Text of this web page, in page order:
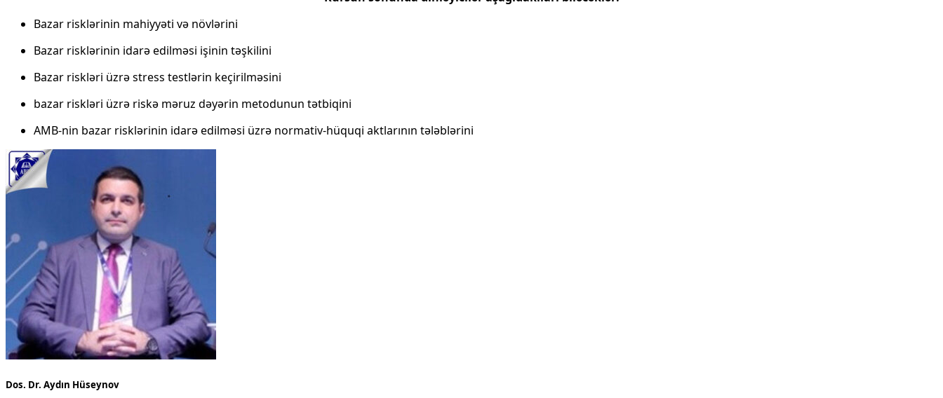
Bazar risklərinin mahiyyəti və növlərini
Bazar risklərinin idarə edilməsi işinin təşkilini
Bazar riskləri üzrə stress testlərin keçirilməsini
bazar riskləri üzrə riskə məruz dəyərin metodunun tətbiqini
AMB-nin bazar risklərinin idarə edilməsi üzrə normativ-hüquqi aktlarının tələblərini
Dos. Dr. Aydın Hüseynov